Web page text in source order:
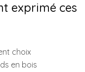
exprimé ces
choix
en bois